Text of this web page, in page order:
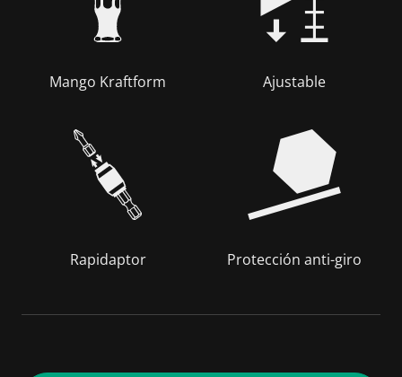
Mango Kraftform Ajustable
Rapidaptor Protección anti-giro